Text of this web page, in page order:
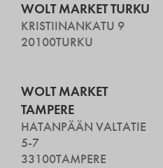
WOLT MARKET TURKU
KRISTIINANKATU 9
20100TURKU
WOLT MARKET
TAMPERE
HATANPÄÄN VALTATIE
5-7
33100TAMPERE